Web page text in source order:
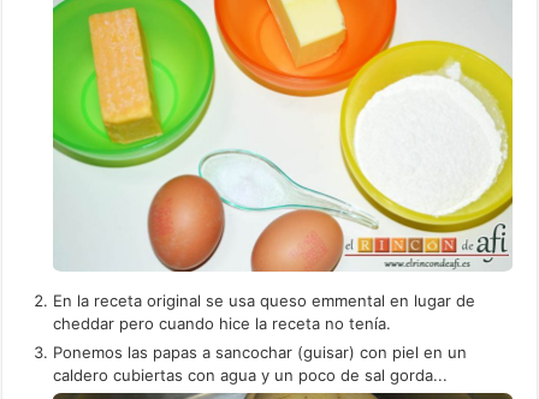
En la receta original se usa queso emmental en lugar de
cheddar pero cuando hice la receta no tenía.
Ponemos las papas a sancochar (guisar) con piel en un
caldero cubiertas con agua y un poco de sal gorda...